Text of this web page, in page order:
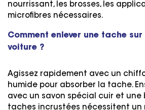
nourrissant, les brosses, les
microfibres nécessaires.
Comment enlever une tache
voiture ?
Agissez rapidement avec un
humide pour absorber la tache.
avec un savon spécial cuir et une
taches incrustées nécessitent un